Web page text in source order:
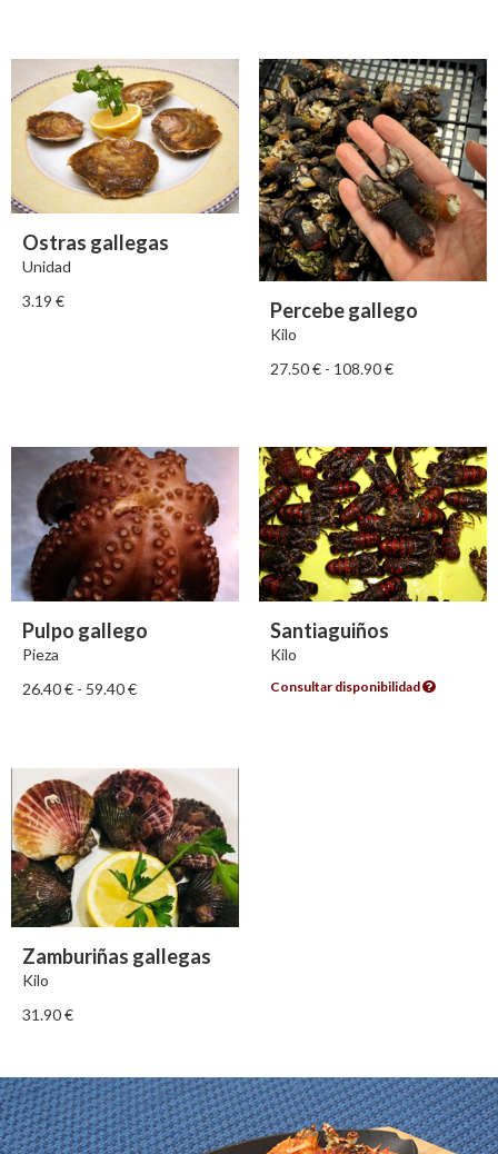
Ostras gallegas
Unidad
3.19 € Percebe gallego
Kilo
27.50€ - 108.90€
Pulpo gallego
Pieza
26.40€ - 59.40€
Santiaguiños
Kilo
Consultar disponibilidad
Zamburiñas gallegas
Kilo
31.90€